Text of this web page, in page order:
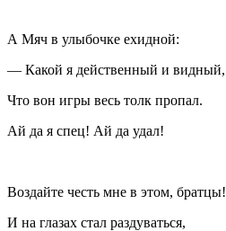
А Мяч в улыбочке ехидной:
— Какой я действенный и видный,
Что вон игры весь толк пропал.
Ай да я спец! Ай да удал!
Воздайте честь мне в этом, братцы!
И на глазах стал раздуваться,